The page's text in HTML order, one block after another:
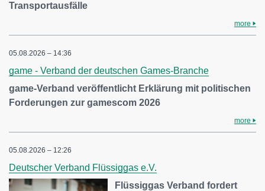
Transportausfälle
more
05.08.2026 – 14:36
game - Verband der deutschen Games-Branche
game-Verband veröffentlicht Erklärung mit politischen
Forderungen zur gamescom 2026
more
05.08.2026 – 12:26
Deutscher Verband Flüssiggas e.V.
Flüssiggas Verband fordert